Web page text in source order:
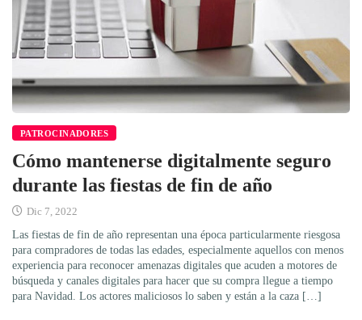
PATROCINADORES
Cómo mantenerse digitalmente seguro
durante las fiestas de fin de año
Dic 7, 2022
Las fiestas de fin de año representan una época particularmente riesgosa
para compradores de todas las edades, especialmente aquellos con menos
experiencia para reconocer amenazas digitales que acuden a motores de
búsqueda y canales digitales para hacer que su compra llegue a tiempo
para Navidad. Los actores maliciosos lo saben y están a la caza […]